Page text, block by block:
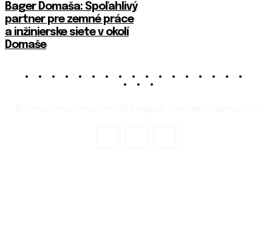
Bager Domaša: Spoľahlivý
partner pre zemné práce
a inžinierske siete v okolí
Domaše